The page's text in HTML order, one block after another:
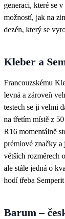
generaci, které se
možností, jak na
dezén, který se
Kleber a
Francouzskému
levná a zároveň
testech se ji velmi
na třetím místě z
R16 momentálně
prémiové značky
větších rozměrech
ale stále jedná o
hodí třeba
Barum –